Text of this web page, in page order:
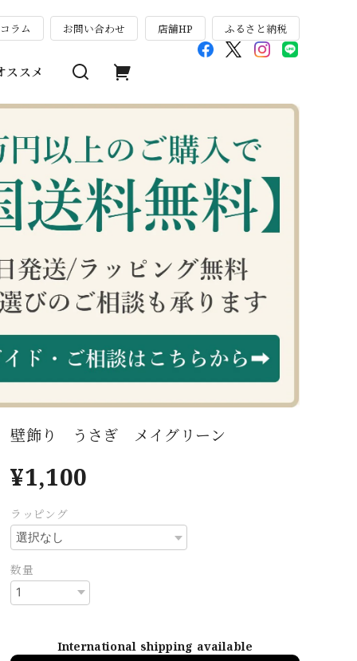
ラム お問い合わせ 店舗HP ふるさと納税
ススメ
壁飾り うさぎ メイグリーン
¥1,100
ラッピング
数量
International shipping available